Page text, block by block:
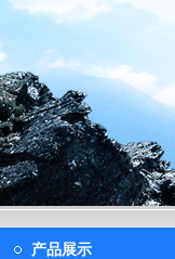
产品展示